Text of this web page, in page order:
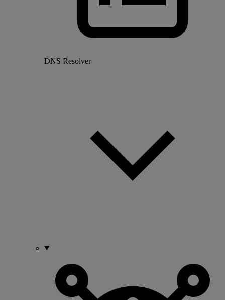
DNS Resolver